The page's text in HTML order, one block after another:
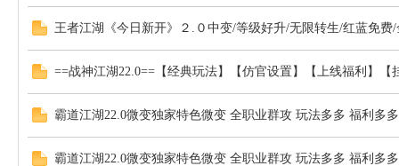
服
王者江湖《今日新开》２.０中变/等级好升/无限转生/红蓝免费
==战神江湖22.0==【经典玩法】【仿官设置】【上线福利】
霸道江湖22.0微变独家特色微变 全职业群攻 玩法多多 福利多多
霸道江湖22.0微变独家特色微变 全职业群攻 玩法多多 福利多多